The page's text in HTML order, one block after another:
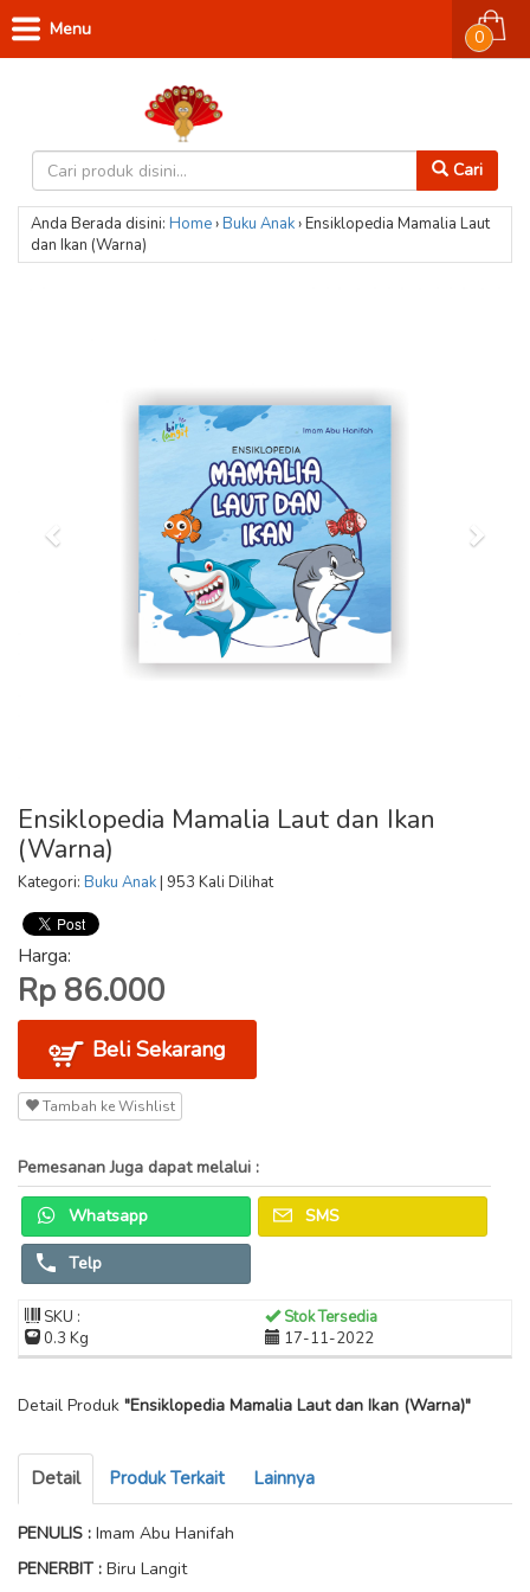
Cari
0
Menu
Anda Berada disini: Home›Buku Anak›Ensiklopedia Mamalia Laut
dan Ikan (Warna)
Ensiklopedia Mamalia Laut dan Ikan
(Warna)
Kategori: Buku Anak| 953 Kali Dilihat
Harga:
Rp 86.000
Beli Sekarang
Tambah ke Wishlist
Pemesanan Juga dapat melalui :
Whatsapp SMS
Telp
SKU :
Stok Tersedia
0.3 Kg
17-11-2022
Detail Produk "Ensiklopedia Mamalia Laut dan Ikan (Warna)"
Detail Produk Terkait Lainnya
PENULIS : Imam Abu Hanifah
PENERBIT : Biru Langit